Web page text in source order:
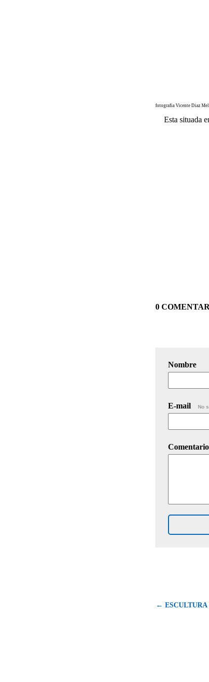
fotografia Vicente Diaz
Esta situada
0
Nombre
E-mail No
Comentario
←